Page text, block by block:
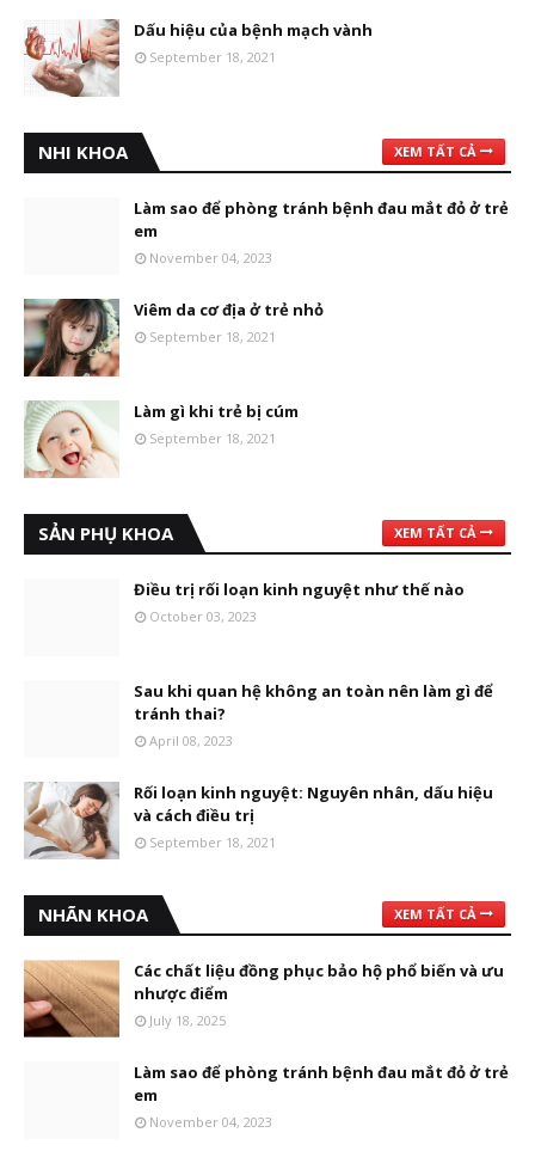
Dấu hiệu của bệnh mạch vành
September 18, 2021
NHI KHOA XEM TẤT CẢ
Làm sao để phòng tránh bệnh đau mắt đỏ ở trẻ
em
November 04, 2023
Viêm da cơ địa ở trẻ nhỏ
September 18, 2021
Làm gì khi trẻ bị cúm
September 18, 2021
SẢN PHỤ KHOA XEM TẤT CẢ
Điều trị rối loạn kinh nguyệt như thế nào
October 03, 2023
Sau khi quan hệ không an toàn nên làm gì để
tránh thai?
April 08, 2023
Rối loạn kinh nguyệt: Nguyên nhân, dấu hiệu
và cách điều trị
September 18, 2021
NHÃN KHOA XEM TẤT CẢ
Các chất liệu đồng phục bảo hộ phổ biến và ưu
nhược điểm
July 18, 2025
Làm sao để phòng tránh bệnh đau mắt đỏ ở trẻ
em
November 04, 2023